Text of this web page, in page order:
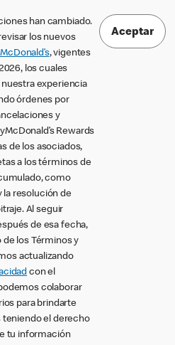
han cambiado.
los nuevos
, vigentes
los cuales
experiencia
órdenes por
y
Rewards
de los asociados,
a los términos de
como
la resolución de
Al seguir
de esa fecha,
los Términos y
actualizando
con el
colaborar
para brindarte
teniendo el derecho
tu información
Aceptar